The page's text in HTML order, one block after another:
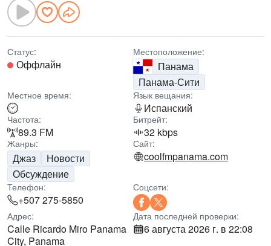
Статус:
Оффлайн
Местоположение:
Панама
Панама-Сити
Местное время: Язык вещания:
Испанский
Частота:
89.3 FM
Битрейт:
32 kbps
Жанры:
Джаз
Новости
Обсуждение
Сайт:
coolfmpanama.com
Телефон:
+507 275-5850
Соцсети:
Адрес:
Calle Ricardo Miro Panama
City, Panama
Дата последней проверки:
6 августа 2026 г. в 22:08